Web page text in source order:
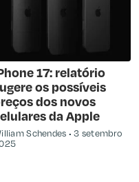
17: relatório
os possíveis
dos novos
da Apple
Schendes
3 setembro